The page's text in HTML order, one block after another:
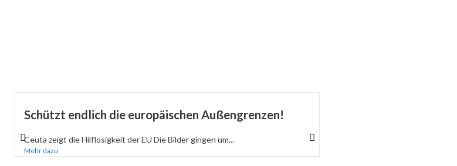
Schützt endlich die europäischen Außengrenzen!
Ceuta zeigt die Hilflosigkeit der EU Die Bilder gingen um...
Mehr dazu